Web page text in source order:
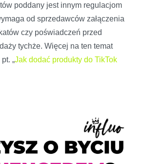
poddany jest innym regulacjom
od sprzedawców załączenia
czy poświadczeń przed
tychże. Więcej na ten temat
„Jak dodać produkty do TikTok